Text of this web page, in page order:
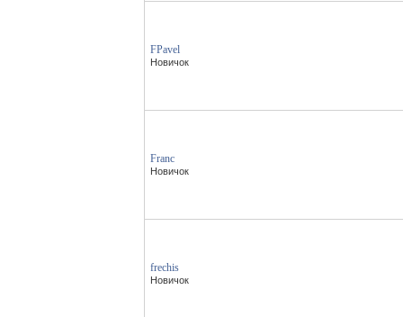
FPavel
Новичок
Franc
Новичок
frechis
Новичок